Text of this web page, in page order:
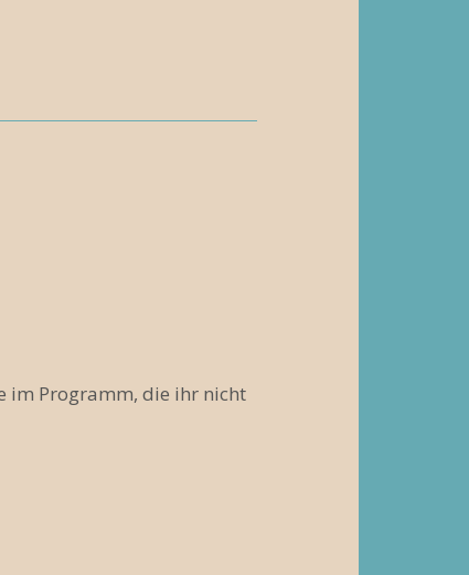
im Programm, die ihr nicht